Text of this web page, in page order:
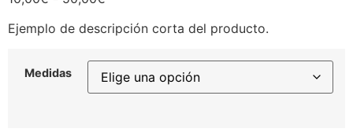
precios:
10,00€
hasta
Ejemplo de descripción corta del producto.
Medidas